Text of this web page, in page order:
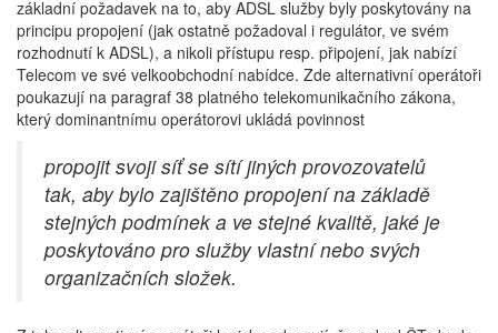
základní požadavek na to, aby ADSL služby byly poskytovány na
principu propojení (jak ostatně požadoval i regulátor, ve svém
rozhodnutí k ADSL), a nikoli přístupu resp. připojení, jak nabízí
Telecom ve své velkoobchodní nabídce. Zde alternativní operátoři
poukazují na paragraf 38 platného telekomunikačního zákona,
který dominantnímu operátorovi ukládá povinnost
propojit svoji síť se sítí jiných provozovatelů
tak, aby bylo zajištěno propojení na základě
stejných podmínek a ve stejné kvalitě, jaké je
poskytováno pro služby vlastní nebo svých
organizačních složek.